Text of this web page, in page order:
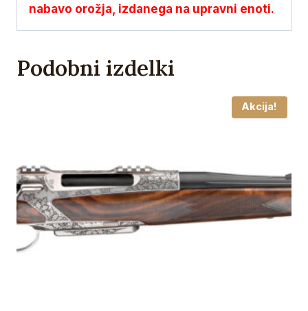
nabavo orožja, izdanega na upravni enoti.
Podobni izdelki
Akcija!